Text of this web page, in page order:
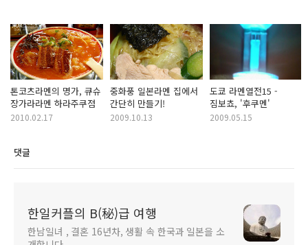
톤코츠라멘의 명가, 큐슈
장가라라멘 하라주쿠점
2010.02.17
중화풍 일본라멘 집에서
간단히 만들기!
2009.10.13
도쿄 라멘열전15 -
짐보쵸, '후쿠멘'
2009.05.15
댓글
한일커플의 B(秘)급 여행
한남일녀 , 결혼 16년차, 생활 속 한국과 일본을 소